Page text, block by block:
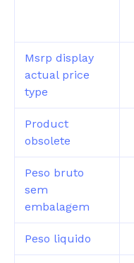
Msrp display
actual price
type
Product
obsolete
Peso bruto
sem
embalagem
Peso liquido